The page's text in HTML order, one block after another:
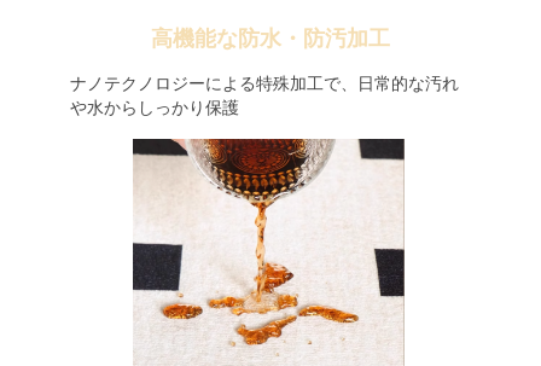
高機能な防水・防汚加工
ナノテクノロジーによる特殊加工で、日常的な汚れ
や水からしっかり保護